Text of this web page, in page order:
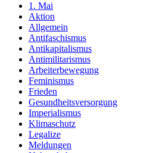
1. Mai
Aktion
Allgemein
Antifaschismus
Antikapitalismus
Antimilitarismus
Arbeiterbewegung
Feminismus
Frieden
Gesundheitsversorgung
Imperialismus
Klimaschutz
Legalize
Meldungen